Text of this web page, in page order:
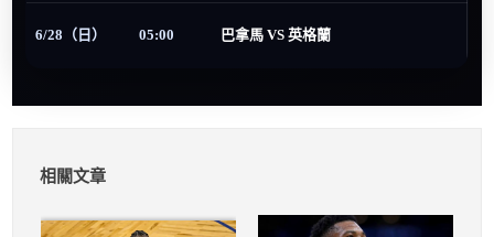
6/28（日） 05:00 巴拿馬 VS 英格蘭
相關文章